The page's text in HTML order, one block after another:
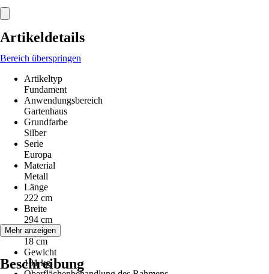
Artikeldetails
Bereich überspringen
Artikeltyp
Fundament
Anwendungsbereich
Gartenhaus
Grundfarbe
Silber
Serie
Europa
Material
Metall
Länge
222 cm
Breite
294 cm
Höhe
18 cm
Gewicht
101 kg
Mehr anzeigen
Beschreibung